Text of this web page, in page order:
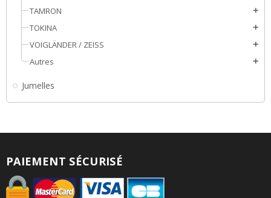
TAMRON add
TOKINA add
VOIGLÄNDER / ZEISS add
Autres add
Jumelles
PAIEMENT SÉCURISÉ